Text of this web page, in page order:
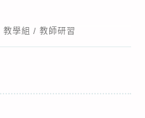
教學組 / 教師研習